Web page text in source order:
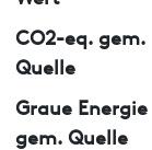
CO2-eq. gem.
Quelle
Graue Energie
gem. Quelle